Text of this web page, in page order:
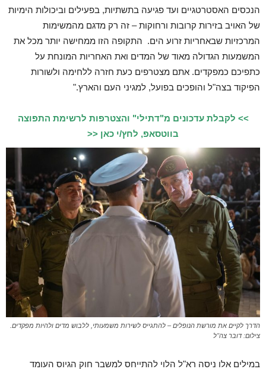
הנכסים האסטרטגיים ועד פגיעה בתשתיות, בפעילים וביכולות הימיות
של האויב בזירות קרובות ורחוקות – זה רק מדגם מהמשימות
המרכזיות שבאחריות זרוע הים. התקופה הזו ממחישה יותר מכל את
המשמעות הגדולה מאוד של המדים ואת האחריות המונחת על
כתפיכם כמפקדים. אתם מצטרפים כעת חזרה ללחימה ולשורות
הפיקוד בצה"ל והופכים בפועל, למגיני העם והארץ."
>> לקבלת עדכונים מ"דתילי" והצטרפות לרשימת התפוצה
בווטסאפ, לחץ/י כאן <<
הדרך לקיים את מורשת הנופלים – להתגייס לשירות משמעותי, ללבוש מדים ולהיות מפקדים.
צילום: דובר צה"ל
במילים אלו ניסה רא"ל הלוי להתייחס למשבר חוק הגיוס העומד